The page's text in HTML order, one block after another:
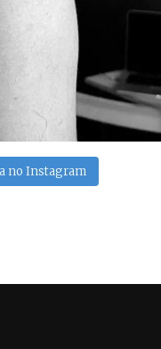
no Instagram